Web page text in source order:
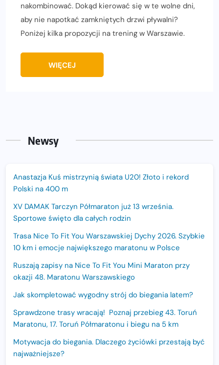
nakombinować. Dokąd kierować się w te wolne dni,
aby nie napotkać zamkniętych drzwi pływalni?
Poniżej kilka propozycji na trening w Warszawie.
WIĘCEJ
Newsy
Anastazja Kuś mistrzynią świata U20! Złoto i rekord
Polski na 400 m
XV DAMAK Tarczyn Półmaraton już 13 września.
Sportowe święto dla całych rodzin
Trasa Nice To Fit You Warszawskiej Dychy 2026. Szybkie
10 km i emocje największego maratonu w Polsce
Ruszają zapisy na Nice To Fit You Mini Maraton przy
okazji 48. Maratonu Warszawskiego
Jak skompletować wygodny strój do biegania latem?
Sprawdzone trasy wracają! Poznaj przebieg 43. Toruń
Maratonu, 17. Toruń Półmaratonu i biegu na 5 km
Motywacja do biegania. Dlaczego życiówki przestają być
najważniejsze?